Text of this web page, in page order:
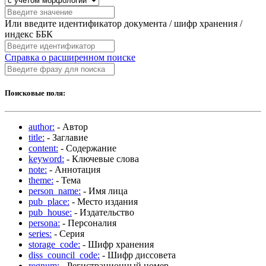
Или введите идентификатор документа / шифр хранения /
индекс ББК
Справка о расширенном поиске
Поисковые поля:
author: - Автор
title: - Заглавие
content: - Содержание
keyword: - Ключевые слова
note: - Аннотация
theme: - Тема
person_name: - Имя лица
pub_place: - Место издания
pub_house: - Издательство
persona: - Персоналия
series: - Серия
storage_code: - Шифр хранения
diss_council_code: - Шифр диссовета